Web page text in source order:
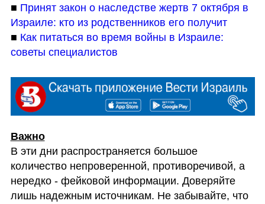
■ Принят закон о наследстве жертв 7 октября в
Израиле: кто из родственников его получит
■ Как питаться во время войны в Израиле:
советы специалистов
Важно
В эти дни распространяется большое
количество непроверенной, противоречивой, а
нередко - фейковой информации. Доверяйте
лишь надежным источникам. Не забывайте, что